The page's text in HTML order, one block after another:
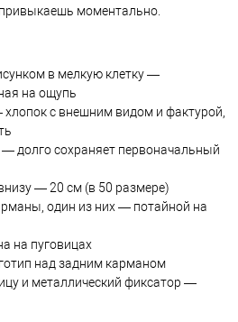
моментально.
в мелкую клетку —
на ощупь
с внешним видом и фактурой,
долго сохраняет первоначальный
— 20 см (в 50 размере)
один из них — потайной на
на пуговицах
над задним карманом
и металлический фиксатор —